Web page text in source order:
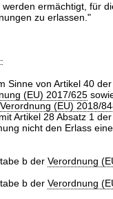
werden ermächtigt, für
zu erlassen."
Sinne von Artikel 40 der
(EU) 2017/625
Verordnung (EU) 2018/
Artikel 28 Absatz 1 der
nicht den Erlass
b derVerordnung
b derVerordnung